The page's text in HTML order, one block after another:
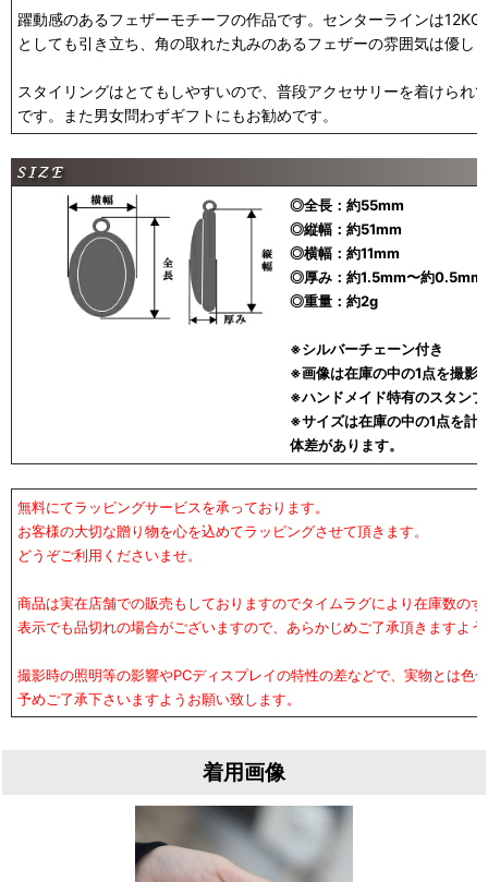
躍動感のあるフェザーモチーフの作品です。センターラインは
としても引き立ち、角の取れた丸みのあるフェザーの雰囲気は優し
スタイリングはとてもしやすいので、普段アクセサリーを着けられ
です。また男女問わずギフトにもお勧めです。
◎全長：約55mm
◎縦幅：約51mm
◎横幅：約11mm
◎厚み：約1.5mm〜約0.5mm
◎重量：約2g
※シルバーチェーン付き
※画像は在庫の中の1点を撮影
※ハンドメイド特有のスタン
※サイズは在庫の中の1点を計
体差があります。
無料にてラッピングサービスを承っております。
お客様の大切な贈り物を心を込めてラッピングさせて頂きます。
どうぞご利用くださいませ。
商品は実在店舗での販売もしておりますのでタイムラグにより在庫数の
表示でも品切れの場合がございますので、あらかじめご了承頂きますよ
撮影時の照明等の影響やPCディスプレイの特性の差などで、実物とは色
予めご了承下さいますようお願い致します。
着用画像